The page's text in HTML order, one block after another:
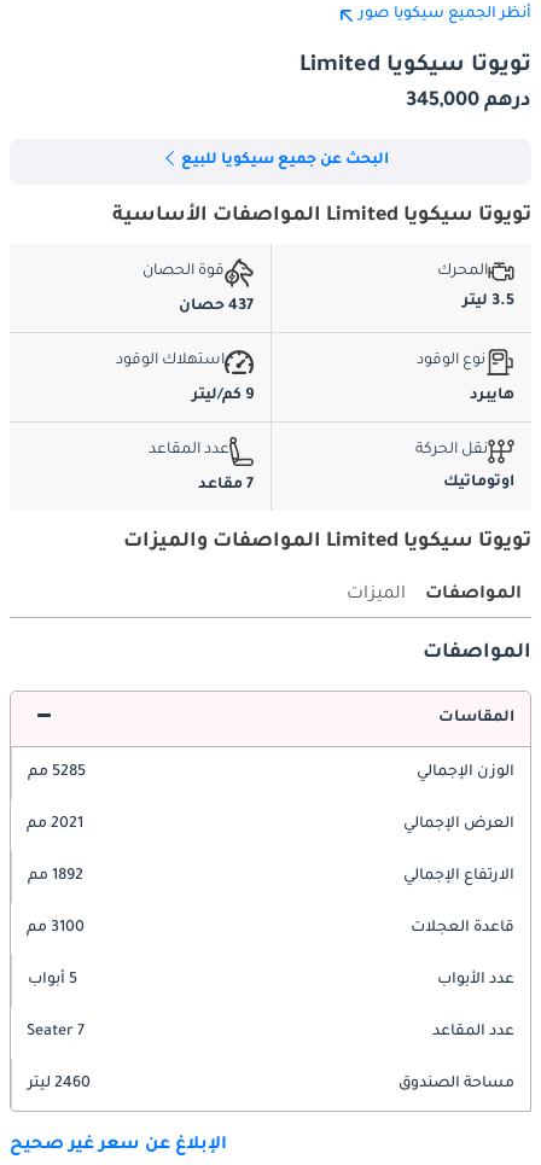
أنظر الجميع سيكويا صور
تويوتا سيكويا Limited
درهم 345,000
البحث عن جميع سيكويا للبيع
تويوتا سيكويا Limited المواصفات الأساسية
المحرك
3.5 ليتر
قوة الحصان
437 حصان
نوع الوقود
هايبرد
استهلاك الوقود
9 كم/ليتر
نقل الحركة
اوتوماتيك
عدد المقاعد
7 مقاعد
تويوتا سيكويا Limited المواصفات والميزات
المواصفات الميزات
المواصفات
المقاسات
الوزن الإجمالي 5285 مم
العرض الإجمالي 2021 مم
الارتفاع الإجمالي 1892 مم
قاعدة العجلات 3100 مم
عدد الأبواب 5 أبواب
عدد المقاعد 7 Seater
مساحة الصندوق 2460 ليتر
الإبلاغ عن سعر غير صحيح